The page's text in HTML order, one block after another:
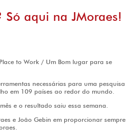
Só aqui na JMoraes!
to Work / Um Bom lugar para se
necessárias para uma pesquisa
em 109 países ao redor do mundo.
e o resultado saiu essa semana.
e João Gebin em proporcionar sempre